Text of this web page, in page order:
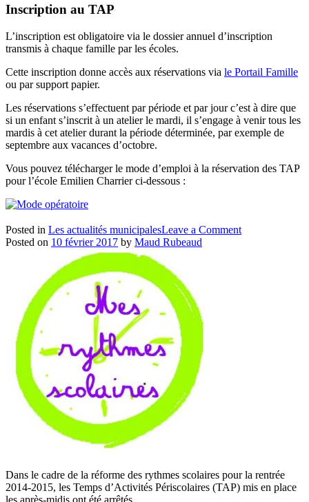
Inscription au TAP
L’inscription est obligatoire via le dossier annuel d’inscription
transmis à chaque famille par les écoles.
Cette inscription donne accès aux réservations via le Portail Famille
ou par support papier.
Les réservations s’effectuent par période et par jour c’est à dire que
si un enfant s’inscrit à un atelier le mardi, il s’engage à venir tous les
mardis à cet atelier durant la période déterminée, par exemple de
septembre aux vacances d’octobre.
Vous pouvez télécharger le mode d’emploi à la réservation des TAP
pour l’école Emilien Charrier ci-dessous :
Posted in Les actualités municipalesLeave a Commenton
Posted on 10 février 2017 by Maud Rubeaud
Dans le cadre de la réforme des rythmes scolaires pour la rentrée
2014-2015, les Temps d’Activités Périscolaires (TAP) mis en place
les après-midis ont été arrêtés.